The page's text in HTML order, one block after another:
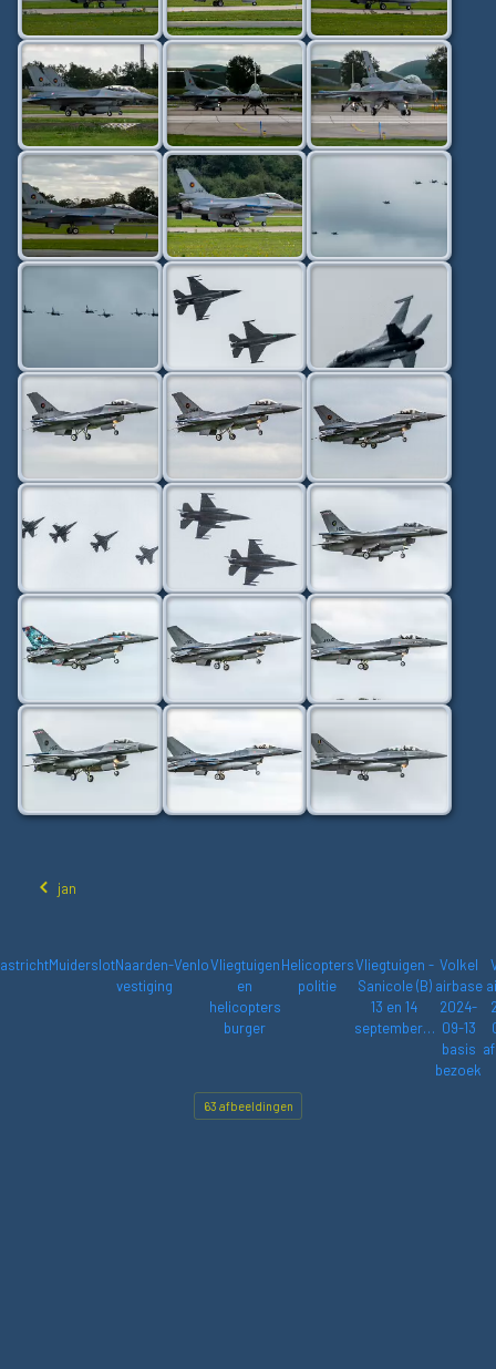
jan
MuiderslotNaarden-
vestiging
VenloVliegtuigen
en
helicopters
burger
Helicopters
politie
Vliegtuigen -
Sanicole (B)
13 en 14
september…
Volkel
airbase
2024-
09-13
basis
bezoek
63 afbeeldingen